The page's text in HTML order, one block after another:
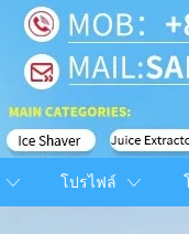
โปรไฟล์